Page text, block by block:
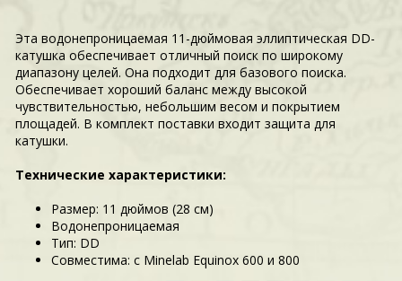
Эта водонепроницаемая 11-дюймовая эллиптическая DD-
катушка обеспечивает отличный поиск по широкому
диапазону целей. Она подходит для базового поиска.
Обеспечивает хороший баланс между высокой
чувствительностью, небольшим весом и покрытием
площадей. В комплект поставки входит защита для
катушки.
Технические характеристики:
Размер: 11 дюймов (28 см)
Водонепроницаемая
Тип: DD
Совместима: с Minelab Equinox 600 и 800